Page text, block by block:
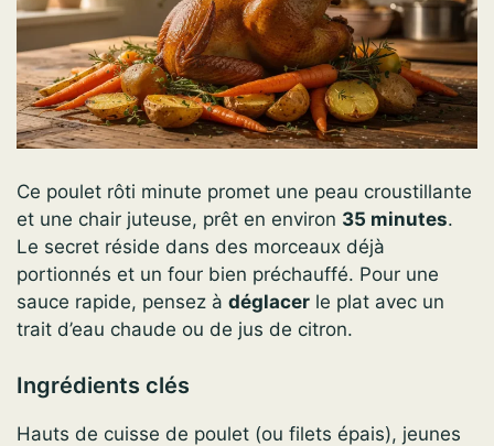
Ce poulet rôti minute promet une peau croustillante
et une chair juteuse, prêt en environ 35 minutes.
Le secret réside dans des morceaux déjà
portionnés et un four bien préchauffé. Pour une
sauce rapide, pensez à déglacer le plat avec un
trait d’eau chaude ou de jus de citron.
Ingrédients clés
Hauts de cuisse de poulet (ou filets épais), jeunes